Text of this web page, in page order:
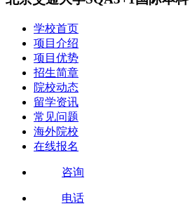
学校首页
项目介绍
项目优势
招生简章
院校动态
留学资讯
常见问题
海外院校
在线报名
咨询
电话